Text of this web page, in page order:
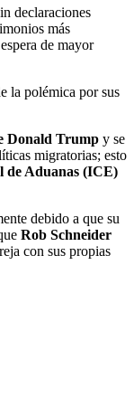
declaraciones
más
de mayor
la polémica por sus
Donald Trump y se
migratorias; esto
de Aduanas (ICE)
debido a que su
Rob Schneider
con sus propias